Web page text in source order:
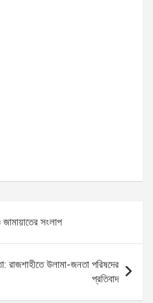
সংলাপ
রাজশাহীতে উলামা-জনতা পরিষদের
প্রতিবাদ